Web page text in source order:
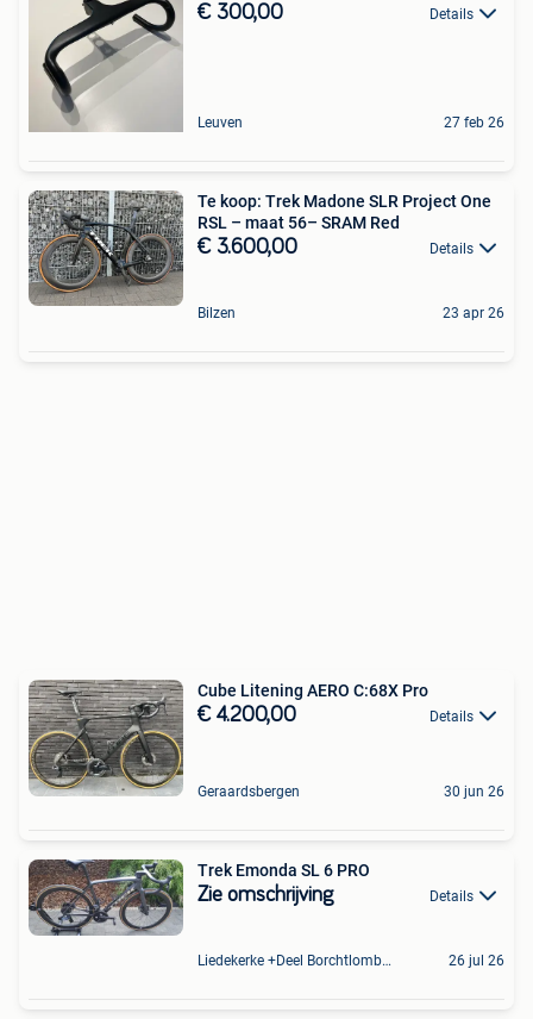
€ 300,00 Details
Leuven 27 feb 26
Te koop: Trek Madone SLR Project One
RSL – maat 56– SRAM Red
€ 3.600,00 Details
Bilzen 23 apr 26
Cube Litening AERO C:68X Pro
€ 4.200,00 Details
Geraardsbergen 30 jun 26
Trek Emonda SL 6 PRO
Zie omschrijving Details
Liedekerke +Deel Borchtlombeek 26 jul 26